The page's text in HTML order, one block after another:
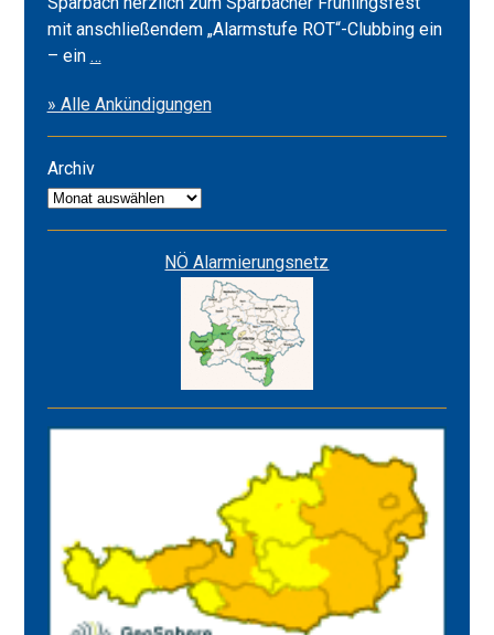
mit anschließendem „Alarmstufe ROT“-Clubbing ein
– ein …Frühlingsfest
&
Alarmstufe
» Alle Ankündigungen
Archiv
Archiv
NÖ Alarmierungsnetz